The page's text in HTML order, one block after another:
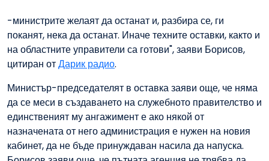
-министрите желаят да останат и, разбира се, ги
поканят, нека да останат. Иначе техните оставки, както и
на областните управители са готови", заяви Борисов,
цитиран отДарик радио.
Министър-председателят в оставка заяви още, че няма
да се меси в създаването на служебното правителство и
единственият му ангажимент е ако някой от
назначената от него администрация е нужен на новия
кабинет, да не бъде принуждаван насила да напуска.